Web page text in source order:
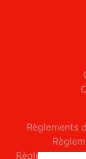
Règlements
Règlements